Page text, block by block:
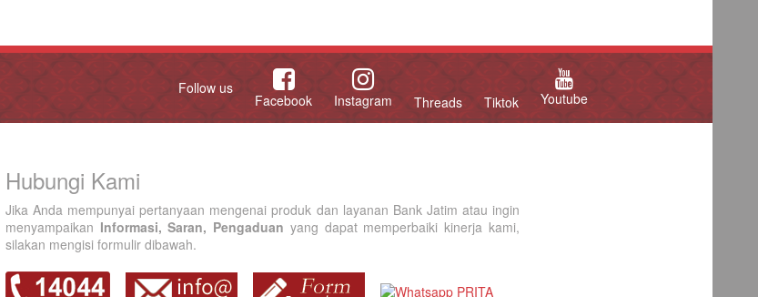
Follow us
Facebook Instagram Threads Tiktok Youtube
Hubungi Kami
Jika Anda mempunyai pertanyaan mengenai produk dan layanan Bank Jatim atau ingin
menyampaikan Informasi, Saran, Pengaduan yang dapat memperbaiki kinerja kami,
silakan mengisi formulir dibawah.